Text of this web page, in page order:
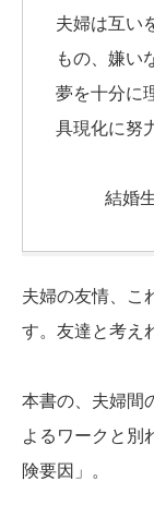
夫婦は互い
もの、嫌い
夢を十分に
具現化に努
結婚
夫婦の友情、こ
す。友達と考え
本書の、夫婦間
よるワークと別
険要因」。